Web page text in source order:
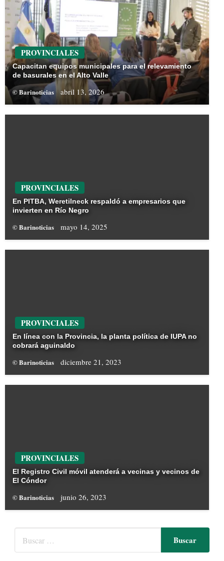
PROVINCIALES
Capacitan equipos municipales para el relevamiento
de basurales en el Alto Valle
© Barinoticias abril 13, 2026
PROVINCIALES
En PITBA, Weretilneck respaldó a empresarios que
invierten en Río Negro
© Barinoticias mayo 14, 2025
PROVINCIALES
En línea con la Provincia, la planta política de IUPA no
cobrará aguinaldo
© Barinoticias diciembre 21, 2023
PROVINCIALES
El Registro Civil móvil atenderá a vecinas y vecinos de
El Cóndor
© Barinoticias junio 26, 2023